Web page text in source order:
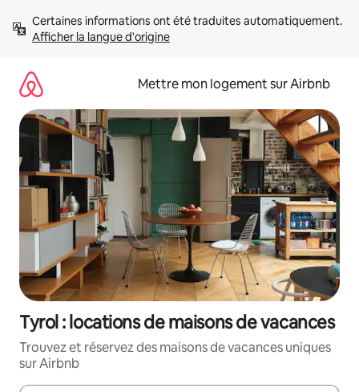
directement
Afficher la langue d'origine
Mettre mon logement sur Airbnb
Tyrol : locations de maisons de vacances
Trouvez et réservez des maisons de vacances uniques
sur Airbnb